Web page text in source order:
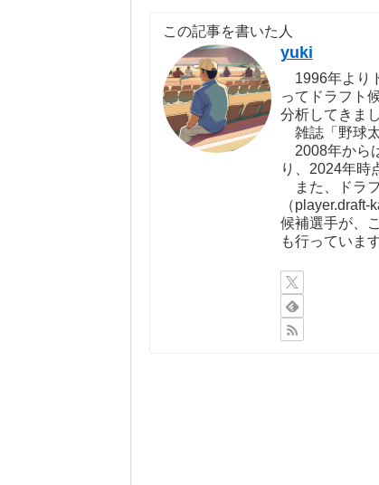
この記事を書いた人
yuki
1996年より
ってドラフト
分析してきまし
雑誌「野球太
2008年から
り、2024年時
また、ドラ
（
候補選手が、
も行っています